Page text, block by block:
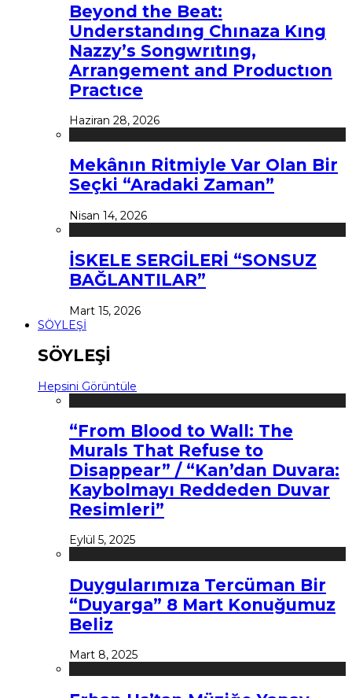
Beyond the Beat:
Understandıng Chınaza Kıng
Nazzy’s Songwrıtıng,
Arrangement and Productıon
Practıce
Haziran 28, 2026
Mekânın Ritmiyle Var Olan Bir
Seçki “Aradaki Zaman”
Nisan 14, 2026
İSKELE SERGİLERİ “SONSUZ
BAĞLANTILAR”
Mart 15, 2026
SÖYLEŞİ
SÖYLEŞİ
Hepsini Görüntüle
“From Blood to Wall: The
Murals That Refuse to
Disappear” / “Kan’dan Duvara:
Kaybolmayı Reddeden Duvar
Resimleri”
Eylül 5, 2025
Duygularımıza Tercüman Bir
“Duyarga” 8 Mart Konuğumuz
Beliz
Mart 8, 2025